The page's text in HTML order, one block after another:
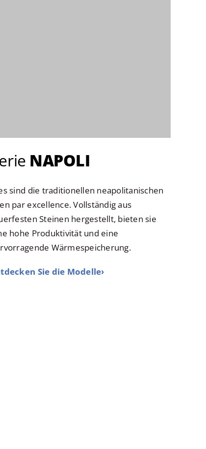
NAPOLI
sind die traditionellen neapolitanischen
par excellence. Vollständig aus
Steinen hergestellt, bieten sie
hohe Produktivität und eine
Wärmespeicherung.
Sie die Modelle›